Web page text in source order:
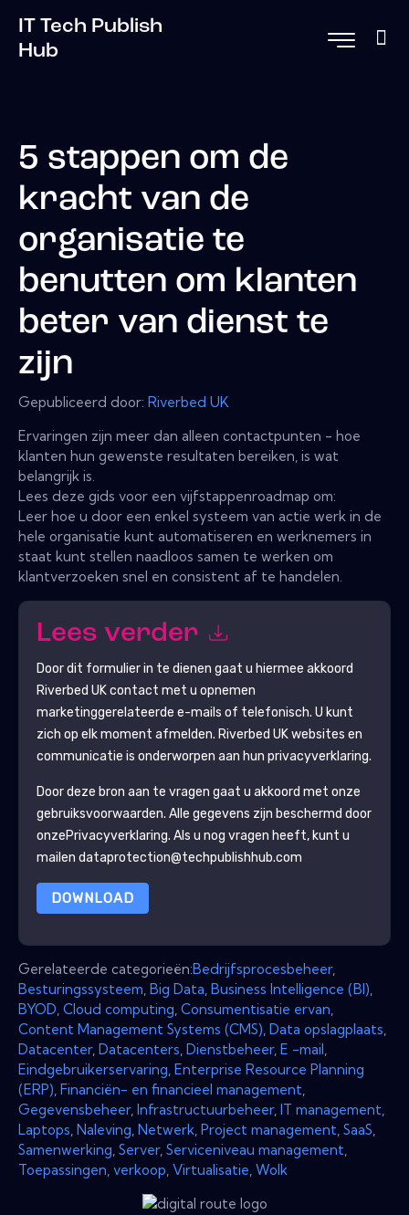
IT Tech Publish
Hub
5 stappen om de
kracht van de
organisatie te
benutten om klanten
beter van dienst te
zijn
Gepubliceerd door: Riverbed UK
Ervaringen zijn meer dan alleen contactpunten - hoe
klanten hun gewenste resultaten bereiken, is wat
belangrijk is.
Lees deze gids voor een vijfstappenroadmap om:
Leer hoe u door een enkel systeem van actie werk in de
hele organisatie kunt automatiseren en werknemers in
staat kunt stellen naadloos samen te werken om
klantverzoeken snel en consistent af te handelen.
Lees verder
Door dit formulier in te dienen gaat u hiermee akkoord
Riverbed UKcontact met u opnemen
marketinggerelateerde e-mails of telefonisch. U kunt
zich op elk moment afmelden. Riverbed UKwebsites en
communicatie is onderworpen aan hun privacyverklaring.
Door deze bron aan te vragen gaat u akkoord met onze
gebruiksvoorwaarden. Alle gegevens zijn beschermd door
onzePrivacyverklaring. Als u nog vragen heeft, kunt u
mailen dataprotection@techpublishhub.com
DOWNLOAD
Gerelateerde categorieën:Bedrijfsprocesbeheer,
Besturingssysteem Big Data Business Intelligence (BI)
BYOD Cloud computing Consumentisatie ervan
Content Management Systems (CMS) Data opslagplaats
Datacenter, Datacenters Dienstbeheer, E -mail
Eindgebruikerservaring Enterprise Resource Planning
(ERP) Financiën- en financieel management
Gegevensbeheer, Infrastructuurbeheer, IT management
Laptops Naleving Netwerk Project management SaaS
Samenwerking Server, Serviceniveau management
Toepassingen verkoop Virtualisatie Wolk